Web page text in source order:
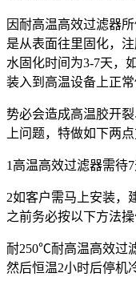
因耐高温高效过滤器
是从表面往里固化，
水固化时间为3-7天，
装入到高温设备上正常
势必会造成高温胶开
上问题，特做如下两
1高温高效过滤器需待7
2如客户需马上安装，
之前务必按以下方法操
耐250℃耐高温高效过
然后恒温2小时后停机